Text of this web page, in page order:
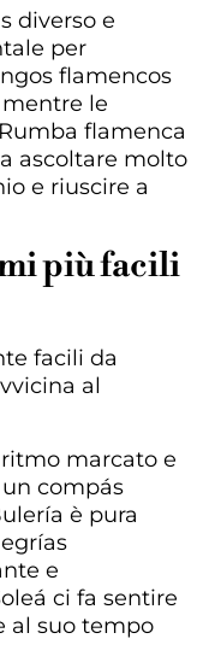
diverso e
per
flamencos
le
flamenca
ascoltare molto
e riuscire a
più facili
facili da
al
marcato e
compás
è pura
e
ci fa sentire
al suo tempo